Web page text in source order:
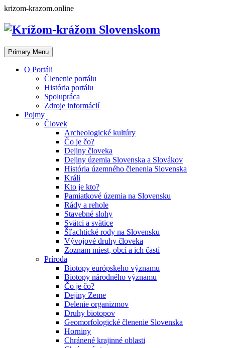
Skip
content
krizom-krazom.online
Primary Menu
O Portáli
Členenie portálu
História portálu
Spolupráca
Zdroje informácií
Pojmy
Človek
Archeologické kultúry
Čo je čo?
Dejiny človeka
Dejiny územia Slovenska a Slovákov
História územného členenia Slovenska
Králi
Kto je kto?
Pamiatkové územia na Slovensku
Rády a rehole
Stavebné slohy
Svätci a svätice
Šľachtické rody na Slovensku
Vývojové druhy človeka
Zoznam miest, obcí a ich častí
Príroda
Biotopy európskeho významu
Biotopy národného významu
Čo je čo?
Dejiny Zeme
Delenie organizmov
Druhy biotopov
Geomorfologické členenie Slovenska
Horniny
Chránené krajinné oblasti